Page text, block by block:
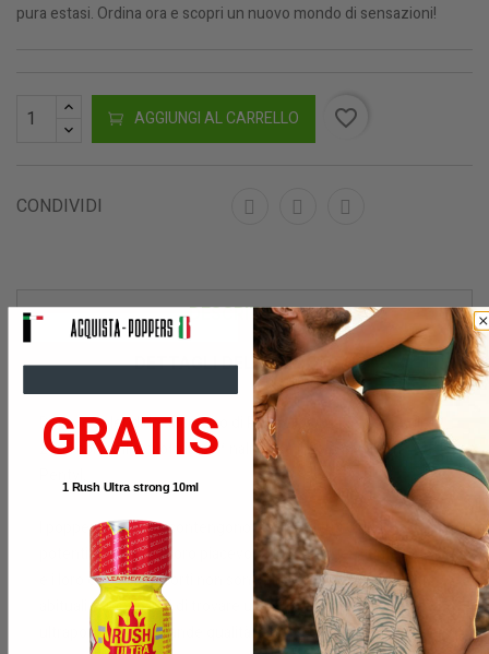
pura estasi. Ordina ora e scopri un nuovo mondo di sensazioni!
AGGIUNGI AL CARRELLO favorite_border
CONDIVIDI
DESCRIZIONE
DETTAGLI DEL PRODOTTO
Dopo lo splendido successo di Poppers Quick Silver Skull
25ml con amilo, ti offriamo finalmente il Gold Skull con
I popper Gold Skull contengono uno dei nitriti di petyl più
potenti al mondo. Il loro piacevole odore leggermente dolce
e i loro effetti ultraforti non sono privi di carattere; i clienti
abituali saranno lieti di trovare un agente euforico
ultrapotente e di grande qualità in questo magnifico flacone.
GRATIS
1 Rush Ultra strong 10ml